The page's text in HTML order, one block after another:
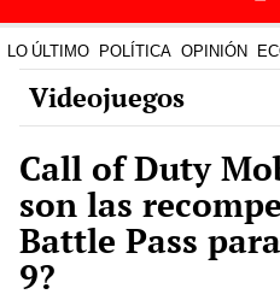
LO ÚLTIMO POLÍTICA OPINIÓN
Videojuegos
Call of Duty
son las
Battle Pass
9?